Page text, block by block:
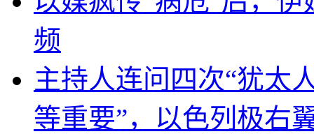
频
主持人连问四次“犹太
等重要”，以色列极右